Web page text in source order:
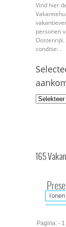
Vind hier
personen
conditie: .
165
Pagina: - 1